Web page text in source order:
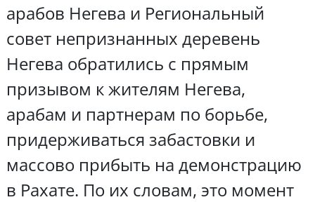
арабов Негева и Региональный
совет непризнанных деревень
Негева обратились с прямым
призывом к жителям Негева,
арабам и партнерам по борьбе,
придерживаться забастовки и
массово прибыть на демонстрацию
в Рахате. По их словам, это момент